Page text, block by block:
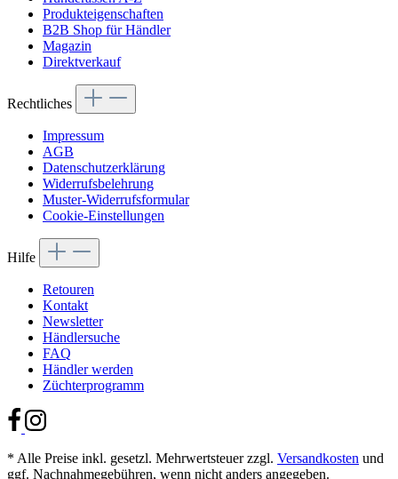
Produkteigenschaften
B2B Shop für Händler
Magazin
Direktverkauf
Rechtliches
Impressum
AGB
Datenschutzerklärung
Widerrufsbelehrung
Muster-Widerrufsformular
Cookie-Einstellungen
Hilfe
Retouren
Kontakt
Newsletter
Händlersuche
FAQ
Händler werden
Züchterprogramm
* Alle Preise inkl. gesetzl. Mehrwertsteuer zzgl. Versandkosten und
ggf. Nachnahmegebühren, wenn nicht anders angegeben.